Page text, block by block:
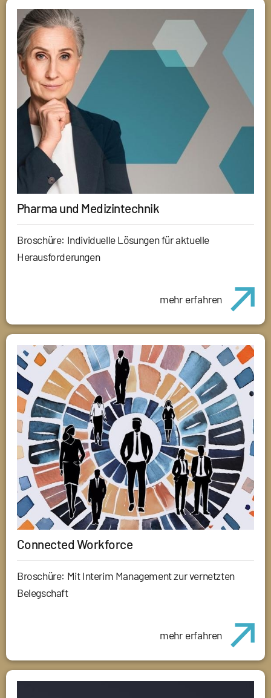
Pharma und Medizintechnik
Broschüre: Individuelle Lösungen für aktuelle
Herausforderungen
mehr erfahren
Connected Workforce
Broschüre: Mit Interim Management zur vernetzten
Belegschaft
mehr erfahren